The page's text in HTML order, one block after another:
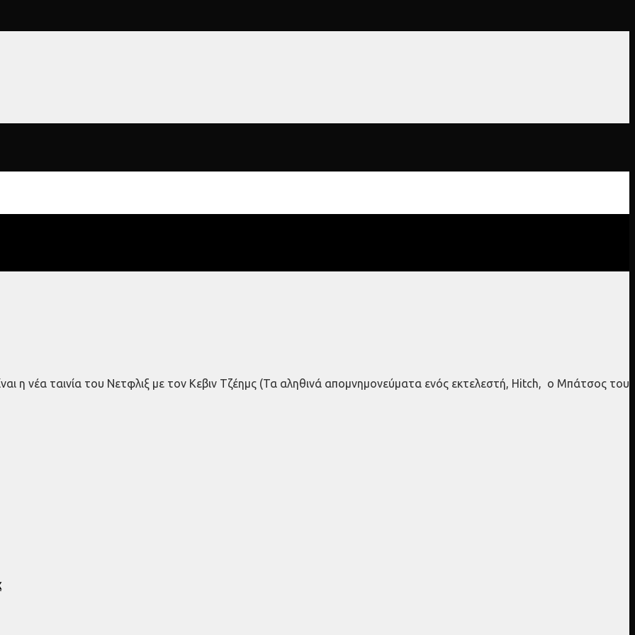
η νέα ταινία του Νετφλιξ με τον Κεβιν Τζέημς (Τα αληθινά απομνημονεύματα ενός εκτελεστή, Hitch, ο Μπάτσος του